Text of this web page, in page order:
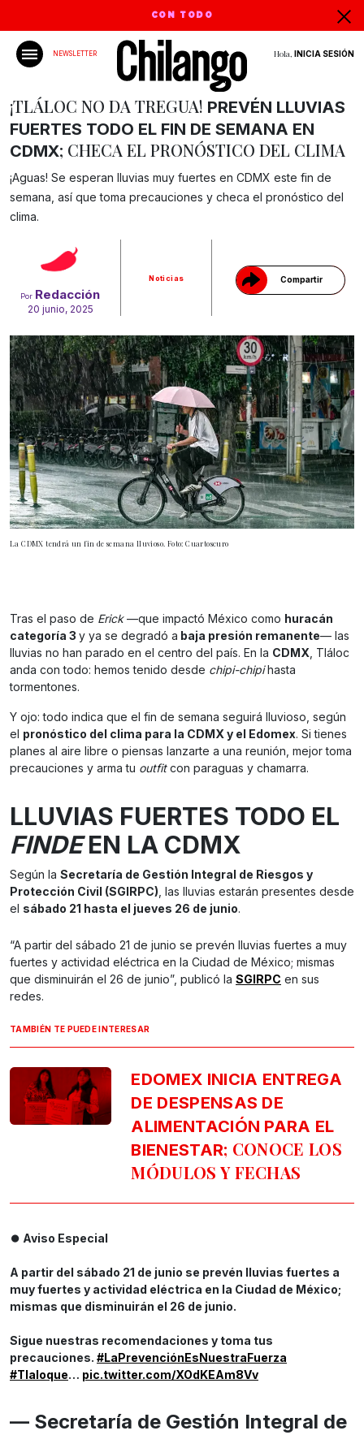
CON TODO
NEWSLETTER Hola, INICIA SESIÓN
Por Redacción
20 junio, 2025
Noticias Compartir
Gracias!
¡TLÁLOC NO DA TREGUA! PREVÉN LLUVIAS
FUERTES TODO EL FIN DE SEMANA EN
CDMX; CHECA EL PRONÓSTICO DEL CLIMA
¡Aguas! Se esperan lluvias muy fuertes en CDMX este fin de
semana, así que toma precauciones y checa el pronóstico del
clima.
La CDMX tendrá un fin de semana lluvioso. Foto: Cuartoscuro
Tras el paso de Erick—que impactó México como huracán
categoría 3 y ya se degradó a baja presión remanente— las
lluvias no han parado en el centro del país. En la CDMX, Tláloc
anda con todo: hemos tenido desde chipi-chipihasta
tormentones.
Y ojo: todo indica que el fin de semana seguirá lluvioso, según
el pronóstico del clima para la CDMX y el Edomex. Si tienes
planes al aire libre o piensas lanzarte a una reunión, mejor toma
precauciones y arma tu outfitcon paraguas y chamarra.
LLUVIAS FUERTES TODO EL
FINDEEN LA CDMX
Según la Secretaría de Gestión Integral de Riesgos y
Protección Civil (SGIRPC), las lluvias estarán presentes desde
el sábado 21 hasta el jueves 26 de junio.
“A partir del sábado 21 de junio se prevén lluvias fuertes a muy
fuertes y actividad eléctrica en la Ciudad de México; mismas
que disminuirán el 26 de junio”, publicó la SGIRPC en sus
redes.
TAMBIÉN TE PUEDE INTERESAR
EDOMEX INICIA ENTREGA
DE DESPENSAS DE
ALIMENTACIÓN PARA EL
BIENESTAR; CONOCE LOS
MÓDULOS Y FECHAS
⏺️ Aviso Especial
A partir del sábado 21 de junio se prevén lluvias fuertes a
muy fuertes y actividad eléctrica en la Ciudad de México;
mismas que disminuirán el 26 de junio.
Sigue nuestras recomendaciones y toma tus
precauciones. #LaPrevenciónEsNuestraFuerza
#Tlaloque… pic.twitter.com/XOdKEAm8Vv
— Secretaría de Gestión Integral de